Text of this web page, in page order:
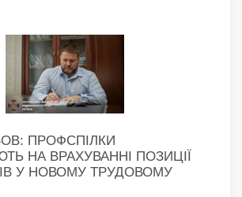
ПРОФСПІЛКИ
НА ВРАХУВАННІ ПОЗИЦІЇ
У НОВОМУ ТРУДОВОМУ